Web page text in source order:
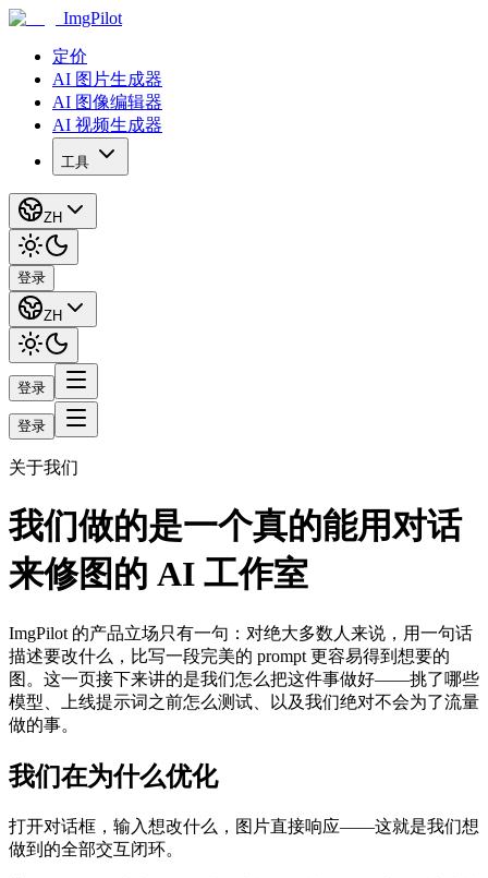
ImgPilot
定价
AI 图片生成器
AI 图像编辑器
AI 视频生成器
工具
ZH
登录
ZH
登录
登录
关于我们
我们做的是一个真的能用对话
来修图的 AI 工作室
ImgPilot 的产品立场只有一句：对绝大多数人来说，用一句话
描述要改什么，比写一段完美的 prompt 更容易得到想要的
图。这一页接下来讲的是我们怎么把这件事做好——挑了哪些
模型、上线提示词之前怎么测试、以及我们绝对不会为了流量
做的事。
我们在为什么优化
打开对话框，输入想改什么，图片直接响应——这就是我们想
做到的全部交互闭环。